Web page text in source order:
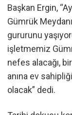
Başkan Ergin,
Gümrük
gururunu
işletmemiz
nefes alacağı,
anına ev
olacak” dedi.